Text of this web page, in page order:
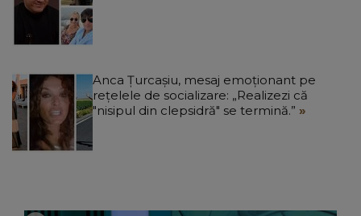
Anca Țurcașiu, mesaj emoționant pe
rețelele de socializare: „Realizezi că
"nisipul din clepsidră" se termină.”